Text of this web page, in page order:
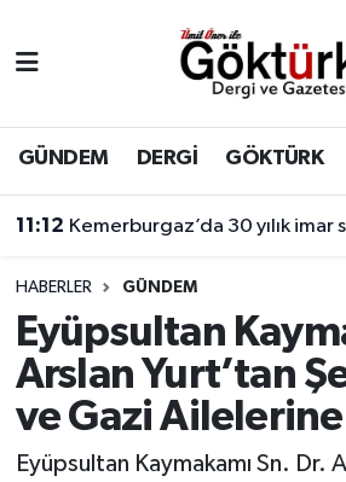
GÜNDEM DERGİ GÖKTÜRK
11:12 Kemerburgaz’da 30 yılık imar
HABERLER GÜNDEM
Eyüpsultan
Arslan Yurt’tan
ve Gazi
Eyüpsultan Kaymakamı Sn. Dr.
BİLİM
DERGİ
DÜNYA
EĞİTİM
EKONOMİ
GÖKTÜRK
Eyüpsultan Hava Durumu
Eyüpsultan Trafik Yoğunluk
Süper Lig Puan Durumu ve
Tüm Manşetler
Son Dakika Haberleri
Haber Arşivi